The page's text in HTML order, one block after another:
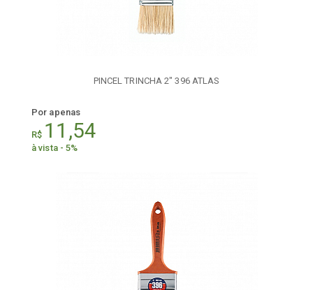
PINCEL TRINCHA 2" 396 ATLAS
Por apenas
R$ 11,54
à vista - 5%